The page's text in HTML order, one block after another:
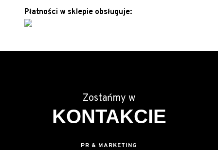
Płatności w sklepie obsługuje:
Zostańmy w
KONTAKCIE
PR & MARKETING